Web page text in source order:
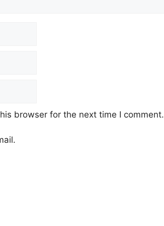
browser for the next time I comment.